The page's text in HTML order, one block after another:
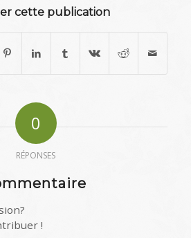
cette publication
0
RÉPONSES
!